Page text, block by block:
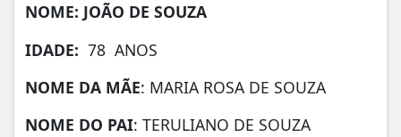
NOME: JOÃO DE SOUZA
IDADE: 78 ANOS
NOME DA MÃE: MARIA ROSA DE SOUZA
NOME DO PAI: TERULIANO DE SOUZA